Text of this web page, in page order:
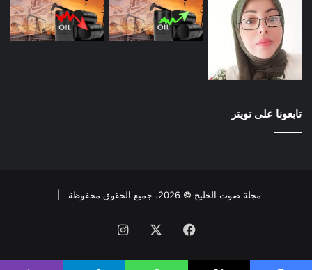
تابعونا على تويتر
مجلة صوت الخليج © 2026، جميع الحقوق محفوظة |
فيسبوك انستقرام